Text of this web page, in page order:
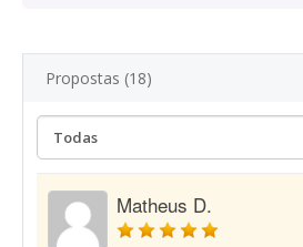
Propostas (18)
Matheus D.